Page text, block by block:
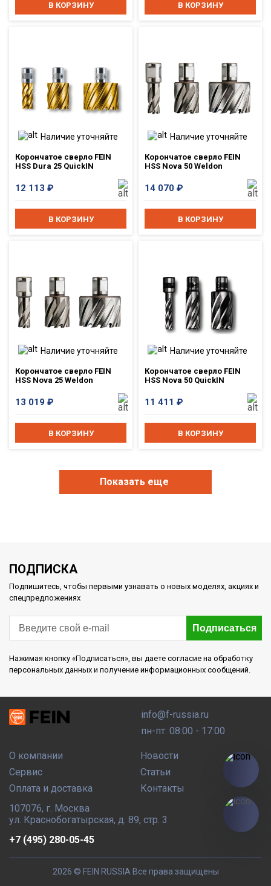
В КОРЗИНУ В КОРЗИНУ
Наличие уточняйте
Корончатое сверло FEIN
HSS Dura 25 QuickIN
12 113 ₽
В КОРЗИНУ
Наличие уточняйте
Корончатое сверло FEIN
HSS Nova 50 Weldon
14 070 ₽
В КОРЗИНУ
Наличие уточняйте
Корончатое сверло FEIN
HSS Nova 25 Weldon
13 019 ₽
В КОРЗИНУ
Наличие уточняйте
Корончатое сверло FEIN
HSS Nova 50 QuickIN
11 411 ₽
В КОРЗИНУ
Показать еще
ПОДПИСКА
Подпишитесь, чтобы первыми узнавать о новых моделях, акциях и
спецпредложениях
Подписаться
Нажимая кнопку «Подписаться», вы даете согласие на обработку
персональных данных и получение информационных сообщений.
О компании
Сервис
Оплата и доставка
Новости
Статьи
Контакты
info@f-russia.ru
пн-пт: 08:00 - 17:00
107076, г. Москва
ул. Краснобогатырская, д. 89, стр. 3
+7 (495) 280-05-45
2026 © FEIN RUSSIA Все права защищены